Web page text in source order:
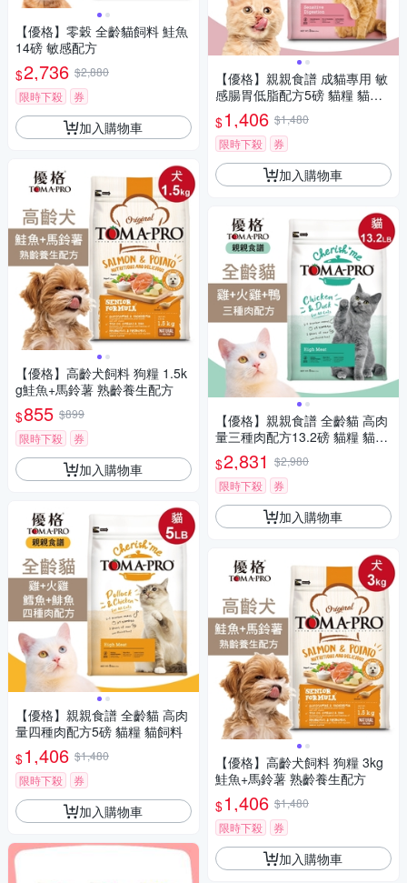
【優格】零穀 全齡貓飼料 鮭魚
14磅 敏感配方
$2,736 $2,880
限時下殺
券
加入購物車
【優格】高齡犬飼料 狗糧 1.5k
g鮭魚+馬鈴薯 熟齡養生配方
$855 $899
限時下殺
券
加入購物車
【優格】親親食譜 全齡貓 高肉
量四種肉配方5磅 貓糧 貓飼料
$1,406 $1,480
限時下殺
券
加入購物車
【優格】親親食譜 成貓專用 敏
感腸胃低脂配方5磅 貓糧 貓飼
料
$1,406 $1,480
限時下殺
券
加入購物車
【優格】親親食譜 全齡貓 高肉
量三種肉配方13.2磅 貓糧 貓飼
料
$2,831 $2,980
限時下殺
券
加入購物車
【優格】高齡犬飼料 狗糧 3kg
鮭魚+馬鈴薯 熟齡養生配方
$1,406 $1,480
限時下殺
券
加入購物車